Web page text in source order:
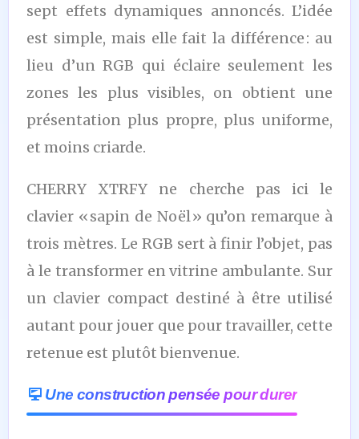
sept effets dynamiques annoncés. L’idée
est simple, mais elle fait la différence : au
lieu d’un RGB qui éclaire seulement les
zones les plus visibles, on obtient une
présentation plus propre, plus uniforme,
et moins criarde.
CHERRY XTRFY ne cherche pas ici le
clavier « sapin de Noël » qu’on remarque à
trois mètres. Le RGB sert à finir l’objet, pas
à le transformer en vitrine ambulante. Sur
un clavier compact destiné à être utilisé
autant pour jouer que pour travailler, cette
retenue est plutôt bienvenue.
Une construction pensée pour durer